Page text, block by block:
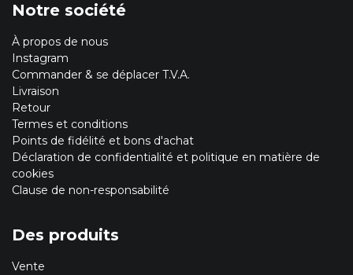
Notre société
À propos de nous
Instagram
Commander & se déplacer T.V.A.
Livraison
Retour
Termes et conditions
Points de fidélité et bons d'achat
Déclaration de confidentialité et politique en matière de
cookies
Clause de non-responsabilité
Des produits
Vente